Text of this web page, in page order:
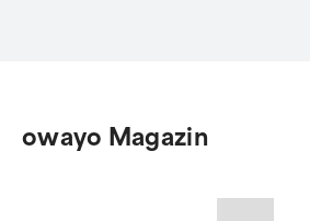
owayo Magazin